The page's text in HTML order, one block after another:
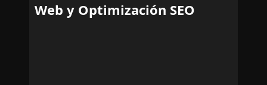
Web y Optimización SEO